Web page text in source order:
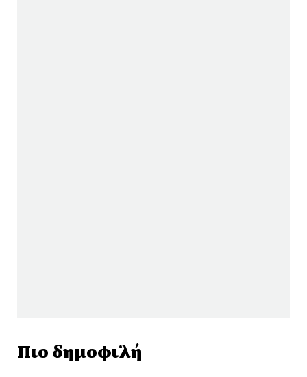
Πιο δημοφιλή